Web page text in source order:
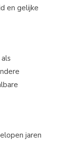
en gelijke
jaren